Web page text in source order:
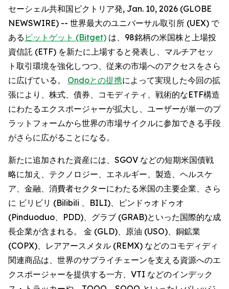
セーシェル共和国ビクトリア発, Jan. 10, 2026 (GLOBE
NEWSWIRE) -- 世界最大のユニバーサル取引所 (UEX) で
ある ビットゲット (Bitget) は、98銘柄の米国株と上場投
資信託 (ETF) を新たに上場すると発表し、マルチアセッ
ト取引環境を強化しつつ、従来の市場へのアクセスをさら
に広げている。 Ondoとの提携によって実現した今回の拡
張により、株式、債券、コモディティ、戦術的なETF構造
にわたるエクスポージャーが拡大し、ユーザーが単一のプ
ラットフォームから世界の市場サイクルに参加できる手段
がさらに広がることになる。
新たに追加された資産には、SGOV などの短期米国債戦
略に加え、テクノロジー、エネルギー、製造、ヘルスケ
ア、金融、消費者セクターにわたる米国の主要企業、さら
に ビリビリ (Bilibili 、BILI)、ピンドゥオドゥオ
(Pinduoduo、PDD)、グラブ (GRAB)といった国際的な成
長企業が含まれる。 金 (GLD)、原油 (USO)、銅鉱業
(COPX)、レアアースメタル (REMX) などのコモディディ
関連商品は、世界のサプライチェーンを支える資源へのエ
クスポージャーを提供する一方、VTI などのインデック